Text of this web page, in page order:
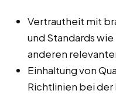
Vertrautheit mit
und Standards
anderen
Einhaltung von
Richtlinien bei der